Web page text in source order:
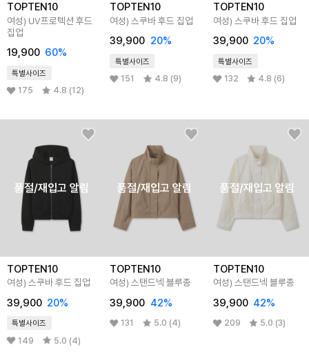
TOPTEN10
여성) UV프로텍션 후드
집업
19,900 60%
특별사이즈
175 4.8 (12)
TOPTEN10
여성) 스쿠바 후드 집업
39,900 20%
특별사이즈
151 4.8 (9)
TOPTEN10
여성) 스쿠바 후드 집업
39,900 20%
특별사이즈
132 4.8 (6)
품절/재입고 알림
TOPTEN10
여성) 스쿠바 후드 집업
39,900 20%
특별사이즈
149 5.0 (4)
품절/재입고 알림
TOPTEN10
여성) 스탠드넥 블루종
39,900 42%
131 5.0 (4)
품절/재입고 알림
TOPTEN10
여성) 스탠드넥 블루종
39,900 42%
209 5.0 (3)